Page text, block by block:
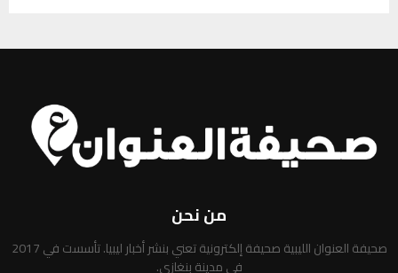
من نحن
صحيفة العنوان الليبية صحيفة إلكترونية تعني بنشر أخبار ليبيا. تأسست في 2017
في مدينة بنغازي.